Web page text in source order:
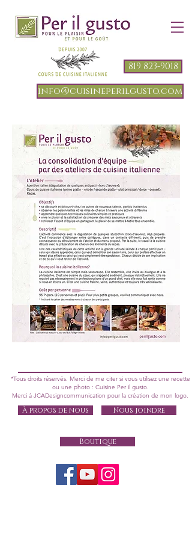
819 823-9018
info@cuisineperilgusto.com
*Tous droits réservés. Merci de me citer si vous utilisez une recette
ou une photo : Cuisine Per il gusto.
Merci à JCADesigncommunication pour la création de mon logo.
À propos de nous Nous joindre
Boutique